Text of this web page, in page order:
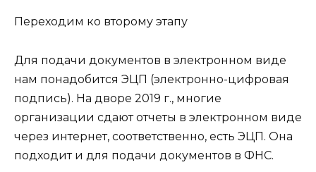
Переходим ко второму этапу
Для подачи документов в электронном виде
нам понадобится ЭЦП (электронно-цифровая
подпись). На дворе 2019 г., многие
организации сдают отчеты в электронном виде
через интернет, соответственно, есть ЭЦП. Она
подходит и для подачи документов в ФНС.